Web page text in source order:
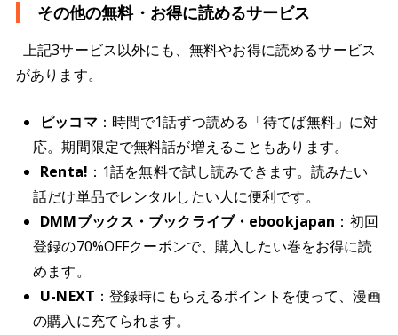
その他の無料・お得に読めるサービス
上記3サービス以外にも、無料やお得に読めるサービス
があります。
ピッコマ ：時間で1話ずつ読める「待てば無料」に対
応。期間限定で無料話が増えることもあります。
Renta! ：1話を無料で試し読みできます。読みたい
話だけ単品でレンタルしたい人に便利です。
DMMブックス・ブックライブ・ebookjapan ：初回
登録の70%OFFクーポンで、購入したい巻をお得に読
めます。
U-NEXT ：登録時にもらえるポイントを使って、漫画
の購入に充てられます。